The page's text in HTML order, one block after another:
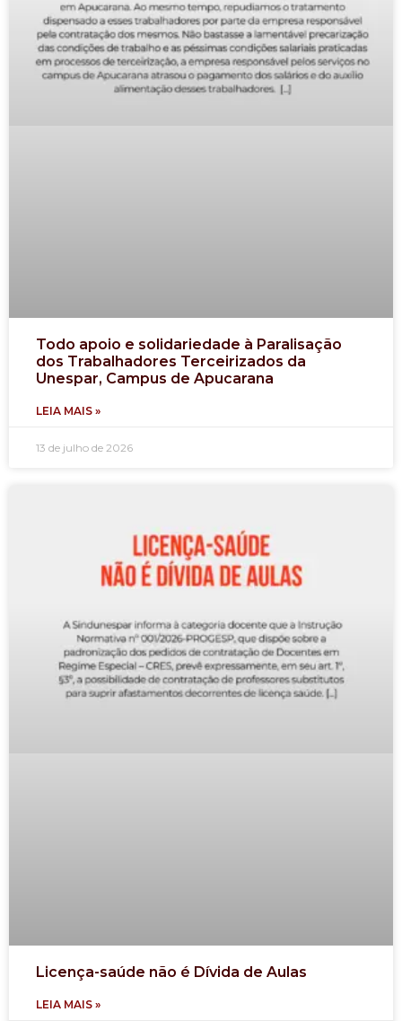
Todo apoio e solidariedade à Paralisação
dos Trabalhadores Terceirizados da
Unespar, Campus de Apucarana
LEIA MAIS »
13 de julho de 2026
Licença-saúde não é Dívida de Aulas
LEIA MAIS »